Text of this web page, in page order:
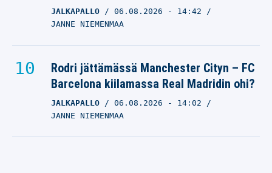
JALKAPALLO 06.08.2026 - 14:42
JANNE NIEMENMAA
Rodri jättämässä Manchester Cityn – FC
Barcelona kiilamassa Real Madridin ohi?
JALKAPALLO 06.08.2026 - 14:02
JANNE NIEMENMAA